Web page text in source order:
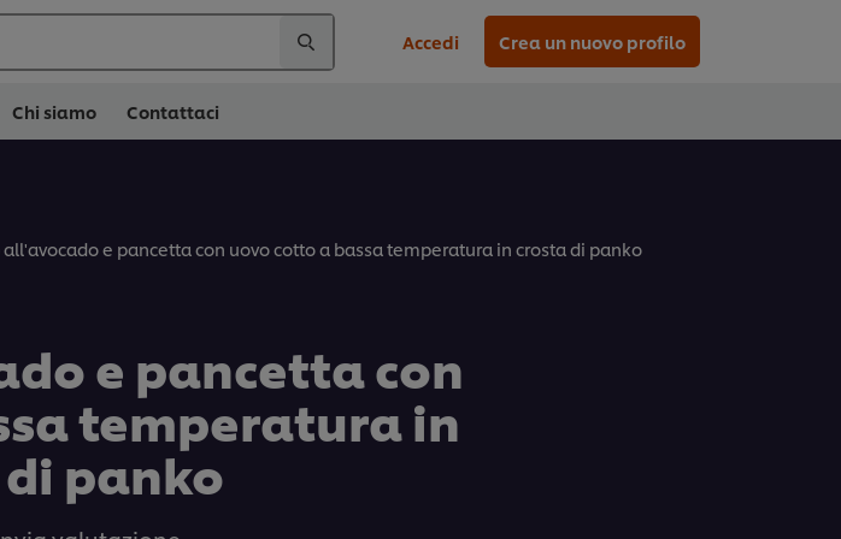
Accedi Crea un nuovo profilo
Chi siamo Contattaci
all'avocado e pancetta con uovo cotto a bassa temperatura in crosta di panko
e pancetta con
temperatura in
panko